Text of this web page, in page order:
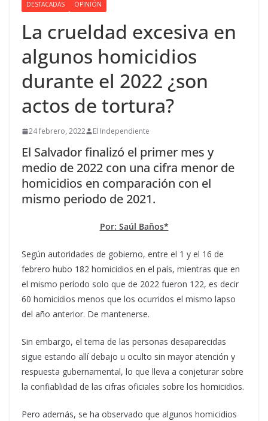
DESTACADAS OPINIÓN
La crueldad excesiva en
algunos homicidios
durante el 2022 ¿son
actos de tortura?
24 febrero, 2022 El Independiente
El Salvador finalizó el primer mes y
medio de 2022 con una cifra menor de
homicidios en comparación con el
mismo periodo de 2021.
Por: Saúl Baños*
Según autoridades de gobierno, entre el 1 y el 16 de
febrero hubo 182 homicidios en el país, mientras que en
el mismo período solo que de 2022 fueron 122, es decir
60 homicidios menos que los ocurridos el mismo lapso
del año anterior. De mantenerse.
Sin embargo, el tema de las personas desaparecidas
sigue estando allí debajo u oculto sin mayor atención y
respuesta gubernamental, lo que lleva a conjeturar sobre
la confiablidad de las cifras oficiales sobre los homicidios.
Pero además, se ha observado que algunos homicidios